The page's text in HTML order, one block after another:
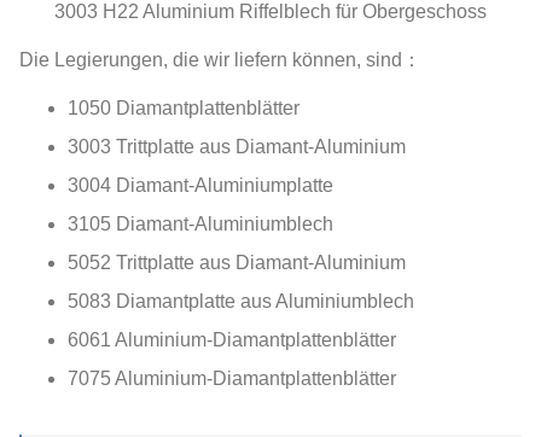
3003 H22 Aluminium Riffelblech für Obergeschoss
Die Legierungen, die wir liefern können, sind：
1050 Diamantplattenblätter
3003 Trittplatte aus Diamant-Aluminium
3004 Diamant-Aluminiumplatte
3105 Diamant-Aluminiumblech
5052 Trittplatte aus Diamant-Aluminium
5083 Diamantplatte aus Aluminiumblech
6061 Aluminium-Diamantplattenblätter
7075 Aluminium-Diamantplattenblätter